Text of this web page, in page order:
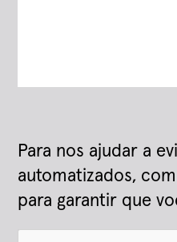
Para nos ajudar a
automatizados,
para garantir que